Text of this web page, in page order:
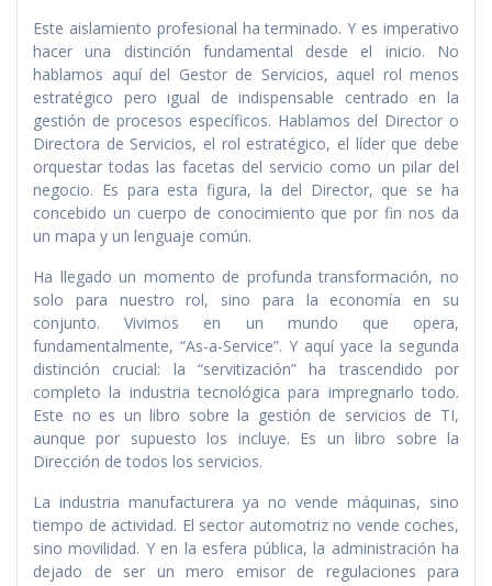
Este aislamiento profesional ha terminado. Y es imperativo
hacer una distinción fundamental desde el inicio. No
hablamos aquí del Gestor de Servicios, aquel rol menos
estratégico pero igual de indispensable centrado en la
gestión de procesos específicos. Hablamos del Director o
Directora de Servicios, el rol estratégico, el líder que debe
orquestar todas las facetas del servicio como un pilar del
negocio. Es para esta figura, la del Director, que se ha
concebido un cuerpo de conocimiento que por fin nos da
un mapa y un lenguaje común.
Ha llegado un momento de profunda transformación, no
solo para nuestro rol, sino para la economía en su
conjunto. Vivimos en un mundo que opera,
fundamentalmente, “As-a-Service”. Y aquí yace la segunda
distinción crucial: la “servitización” ha trascendido por
completo la industria tecnológica para impregnarlo todo.
Este no es un libro sobre la gestión de servicios de TI,
aunque por supuesto los incluye. Es un libro sobre la
Dirección de todos los servicios.
La industria manufacturera ya no vende máquinas, sino
tiempo de actividad. El sector automotriz no vende coches,
sino movilidad. Y en la esfera pública, la administración ha
dejado de ser un mero emisor de regulaciones para